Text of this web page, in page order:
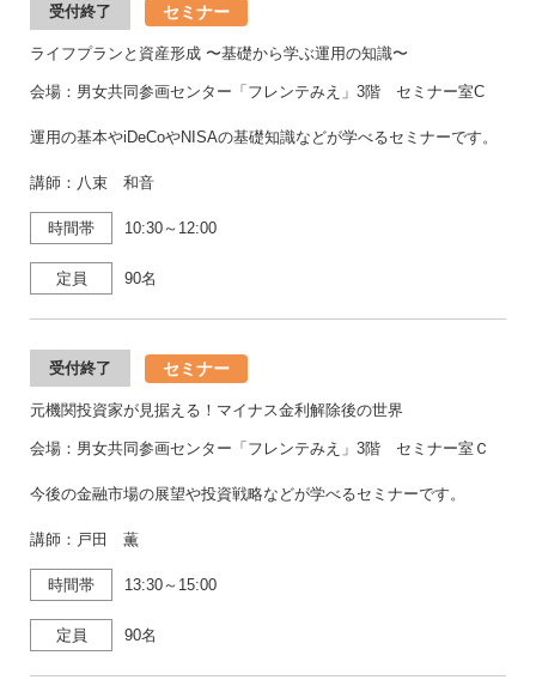
受付終了 セミナー
ライフプランと資産形成 〜基礎から学ぶ運用の知識〜
会場：男女共同参画センター「フレンテみえ」3階 セミナー室C
運用の基本やiDeCoやNISAの基礎知識などが学べるセミナーです。
講師：八束 和音
時間帯 10:30～12:00
定員 90名
受付終了 セミナー
元機関投資家が見据える！マイナス金利解除後の世界
会場：男女共同参画センター「フレンテみえ」3階 セミナー室Ｃ
今後の金融市場の展望や投資戦略などが学べるセミナーです。
講師：戸田 薫
時間帯 13:30～15:00
定員 90名